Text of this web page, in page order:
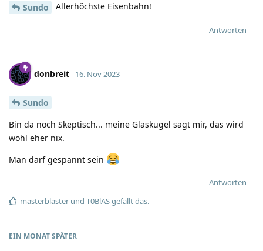
Sundo Allerhöchste Eisenbahn!
Antworten
donbreit 16. Nov 2023
Sundo
Bin da noch Skeptisch... meine Glaskugel sagt mir, das wird
wohl eher nix.
Man darf gespannt sein
Antworten
masterblaster und T0BlASgefällt das.
EIN MONATSPÄTER